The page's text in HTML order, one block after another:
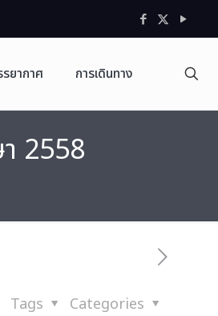
ยากาศ การเดินทาง
2558
Categories
Tags